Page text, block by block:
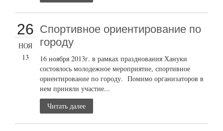
26
НОЯ
13
Cпортивное ориентирование по
городу
16 ноября 2013г. в рамках празднования Хануки
состоялось молодежное мероприятие, спортивное
ориентирование по городу. Помимо организаторов в
нем приняли участие...
Читать далее